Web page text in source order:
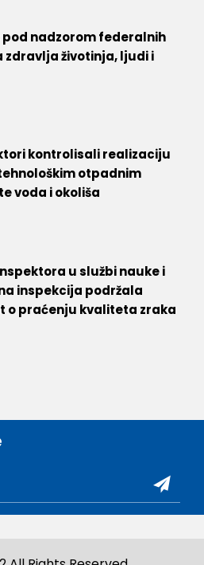
nadzorom federalnih
zdravlja životinja, ljudi i
kontrolisali realizaciju
otpadnim
voda i okoliša
u službi nauke i
inspekcija podržala
o praćenju kvaliteta zraka